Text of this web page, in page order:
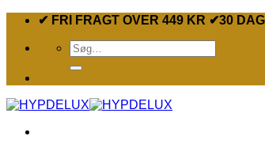
Fortsæt
indhold
✔ FRI FRAGT OVER 449 KR ✔30
Søg
efter: